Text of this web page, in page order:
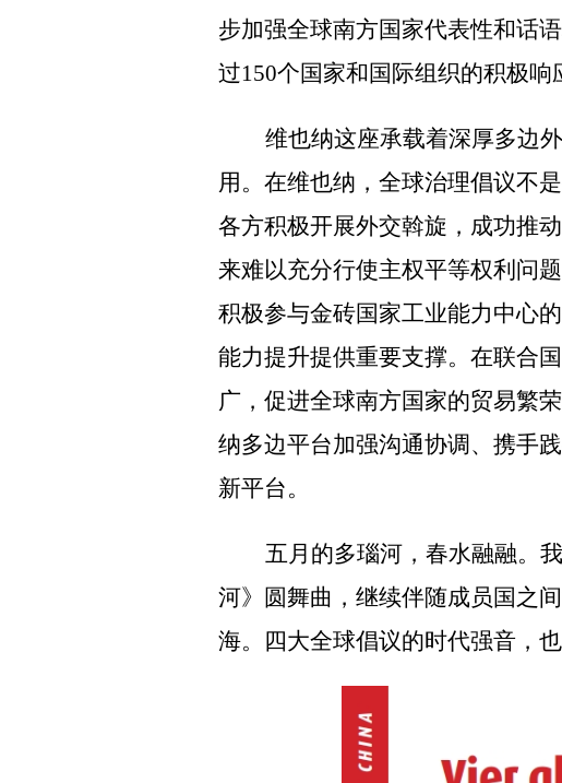
步加强全球南方国家代表性和话
过150个国家和国际组织的积极响
维也纳这座承载着深厚多边
用。在维也纳，全球治理倡议不
各方积极开展外交斡旋，成功推
来难以充分行使主权平等权利问
积极参与金砖国家工业能力中心
能力提升提供重要支撑。在联合
广，促进全球南方国家的贸易繁
纳多边平台加强沟通协调、携手
新平台。
五月的多瑙河，春水融融。
河》圆舞曲，继续伴随成员国之
海。四大全球倡议的时代强音，